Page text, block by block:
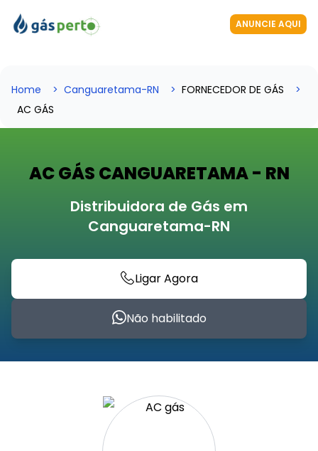
ANUNCIE AQUI
Home Canguaretama-RN
FORNECEDOR DE GÁS
AC GÁS
AC GÁS CANGUARETAMA - RN
Distribuidora de Gás em
Canguaretama-RN
Ligar Agora
Não habilitado